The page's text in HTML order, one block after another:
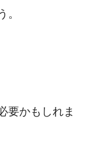
。
要かもしれま